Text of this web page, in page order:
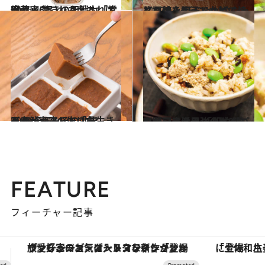
2016.4.15
冷蔵庫にこれさえあれば安心！ 驚きの即戦力「常備菜」6品レシピ
グルメ 2019.5.14
片栗粉を加えて丸めて焼くだけ！ 新じゃがのもっちり焼き団子レシピ
グルメ
2018.12.29
医者が考案した「長生きみそ汁」 みその効果と“みそ玉”の作り方
グルメ 2019.4.8
高野豆腐は最強のダイエットフード！ 「即やせパウダー」活用レシピ2選
ライフスタイル
FEATURE
フィーチャー記事
「土佐和ハーブかき氷」がOMO7高知に登場！生姜、山椒、大葉など目にも舌にも涼を呼ぶ郷土の味 【銀座で出合う最旬美容】美髪ケアや上質